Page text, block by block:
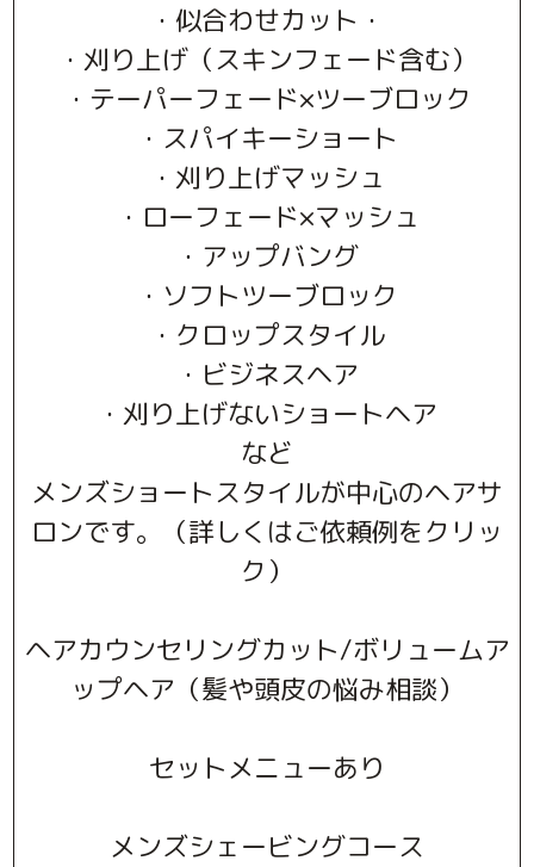
・似合わせカット・
・刈り上げ（スキンフェード含む）
・テーパーフェード×ツーブロック
・スパイキーショート
・刈り上げマッシュ
・ローフェード×マッシュ
・アップバング
・ソフトツーブロック
・クロップスタイル
・ビジネスヘア
・刈り上げないショートヘア
など
メンズショートスタイルが中心のヘアサ
ロンです。（詳しくはご依頼例をクリッ
ク）
ヘアカウンセリングカット/ボリュームア
ップヘア（髪や頭皮の悩み相談）
セットメニューあり
メンズシェービングコース